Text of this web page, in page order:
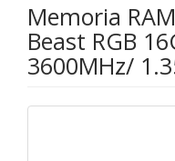
Memoria
Beast RGB
3600MHz/